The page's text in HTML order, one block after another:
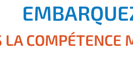
LA COMPÉTENCE